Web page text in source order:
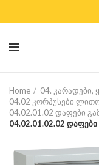
Home
04. კარადები,
04.02 კორპუსები
04.02.01.02 დაფები
04.02.01.02.02